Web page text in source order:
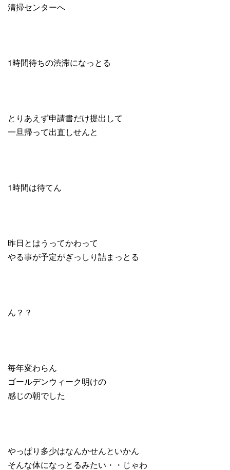
清掃センターへ
1時間待ちの渋滞になっとる
とりあえず申請書だけ提出して
一旦帰って出直しせんと
1時間は待てん
昨日とはうってかわって
やる事が予定がぎっしり詰まっとる
ん？？
毎年変わらん
ゴールデンウィーク明けの
感じの朝でした
やっぱり多少はなんかせんといかん
そんな体になっとるみたい・・じゃわ